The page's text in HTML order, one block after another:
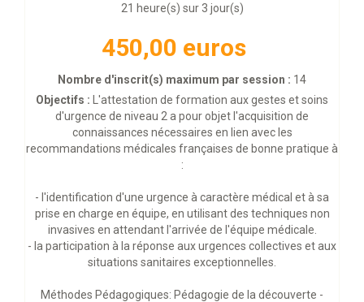
21 heure(s) sur 3 jour(s)
450,00 euros
Nombre d'inscrit(s) maximum par session : 14
Objectifs : L'attestation de formation aux gestes et soins
d'urgence de niveau 2 a pour objet l'acquisition de
connaissances nécessaires en lien avec les
recommandations médicales françaises de bonne pratique à
:
- l'identification d'une urgence à caractère médical et à sa
prise en charge en équipe, en utilisant des techniques non
invasives en attendant l'arrivée de l'équipe médicale.
- la participation à la réponse aux urgences collectives et aux
situations sanitaires exceptionnelles.
Méthodes Pédagogiques: Pédagogie de la découverte -